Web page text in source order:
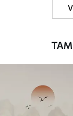
Materiais